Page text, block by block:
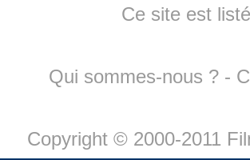
Ce site est
Qui sommes-nous ? -
Copyright © 2000-2011